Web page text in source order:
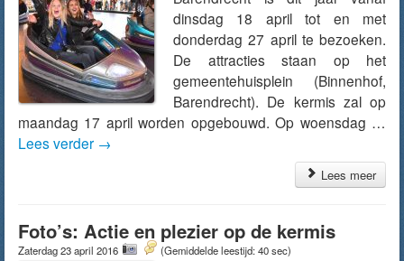
dinsdag 18 april tot en met
donderdag 27 april te bezoeken.
De attracties staan op het
gemeentehuisplein (Binnenhof,
Barendrecht). De kermis zal op
maandag 17 april worden opgebouwd. Op woensdag …
Lees verder →
Lees meer
Foto’s: Actie en plezier op de kermis
Zaterdag 23 april 2016 (Gemiddelde leestijd: 40 sec)